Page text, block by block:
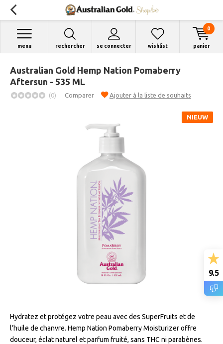
rechercher se connecter
menu wishlist panier
0
Australian Gold Hemp Nation Pomaberry
Aftersun - 535 ML
(0) Comparer Ajouter à la liste de souhaits
NIEUW
Hydratez et protégez votre peau avec des SuperFruits et de
l’huile de chanvre. Hemp Nation Pomaberry Moisturizer offre
douceur, éclat naturel et parfum fruité, sans THC ni parabènes.
9.5